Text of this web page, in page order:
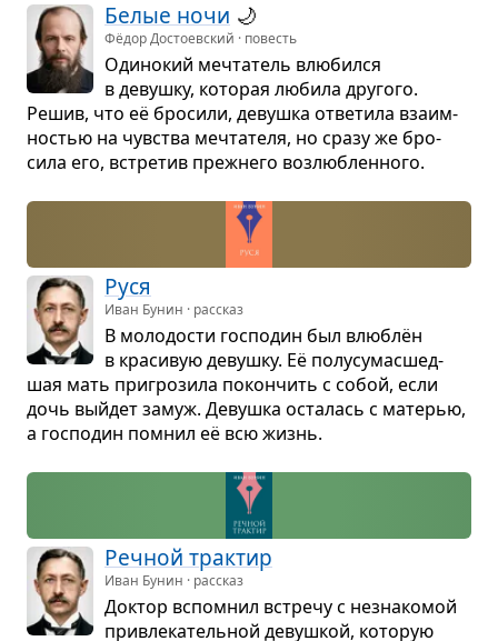
Белые ночи 🌙
Фёдор Достоевский · повесть
Оди­но­кий меч­та­тель влю­бился
в девушку, кото­рая любила дру­гого.
Решив, что её бро­сили, девушка отве­тила вза­им­
но­стью на чув­ства меч­та­теля, но сразу же бро­
сила его, встре­тив преж­него воз­люб­лен­ного.
Руся
Иван Бунин · рассказ
В моло­до­сти гос­по­дин был влю­блён
в кра­си­вую девушку. Её полу­су­ма­с­шед­
шая мать при­гро­зила покон­чить с собой, если
дочь выйдет замуж. Девушка оста­лась с мате­рью,
а гос­по­дин помнил её всю жизнь.
Реч­ной трак­тир
Иван Бунин · рассказ
Док­тор вспо­мнил встречу с незна­ко­мой
при­вле­ка­тель­ной девуш­кой, кото­рую